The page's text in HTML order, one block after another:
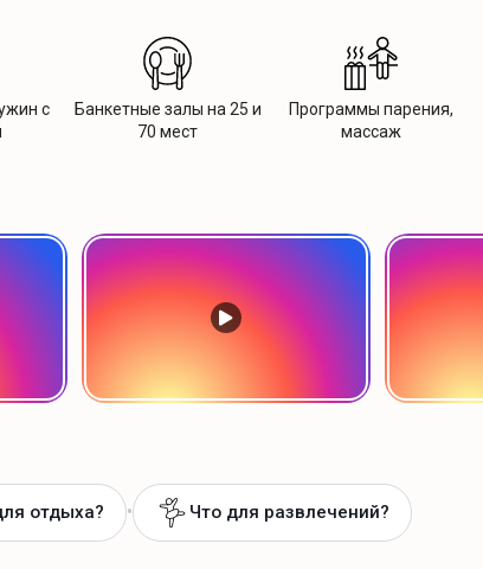
с
Банкетные залы на 25 и
70 мест
Программы парения,
массаж
отдыха? • Что для развлечений?